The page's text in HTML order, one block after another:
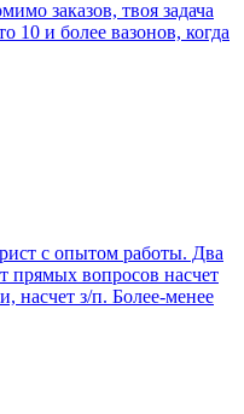
заказов, твоя задача
10 и более вазонов, когда
с опытом работы. Два
прямых вопросов насчет
насчет з/п. Более-менее